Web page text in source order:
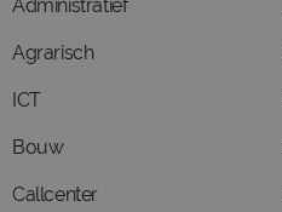
Administratief
Agrarisch
ICT
Bouw
Callcenter